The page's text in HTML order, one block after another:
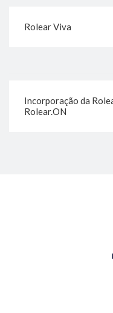
Rolear Viva
Incorporação da
Rolear.ON